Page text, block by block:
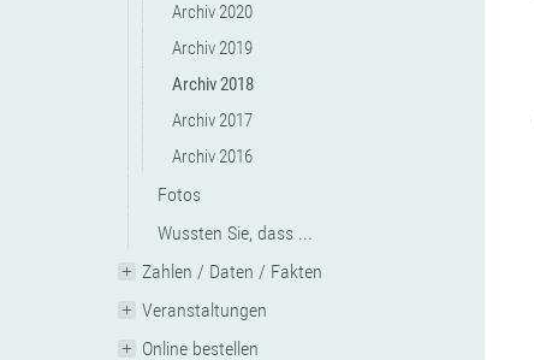
Archiv 2020
Archiv 2019
Archiv 2018
Archiv 2017
Archiv 2016
Fotos
Wussten Sie, dass ...
Zahlen / Daten / Fakten
Veranstaltungen
Online bestellen